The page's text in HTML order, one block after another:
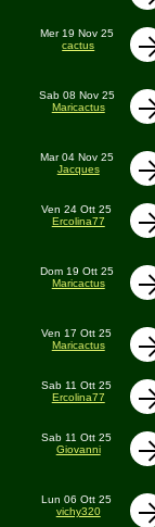
Mer 19 Nov 25
cactus
Sab 08 Nov 25
Maricactus
Mar 04 Nov 25
Jacques
Ven 24 Ott 25
Ercolina77
Dom 19 Ott 25
Maricactus
Ven 17 Ott 25
Maricactus
Sab 11 Ott 25
Ercolina77
Sab 11 Ott 25
Giovanni
Lun 06 Ott 25
vichy320